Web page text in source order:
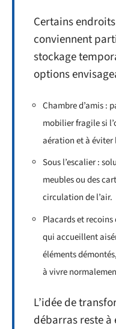
Certains
conviennent
stockage
options
Chambre d’amis :
mobilier fragile si
aération et à éviter
Sous l’escalier :
meubles ou des
circulation de l’air.
Placards et
qui accueillent
éléments
à vivre
L’idée de
débarras reste